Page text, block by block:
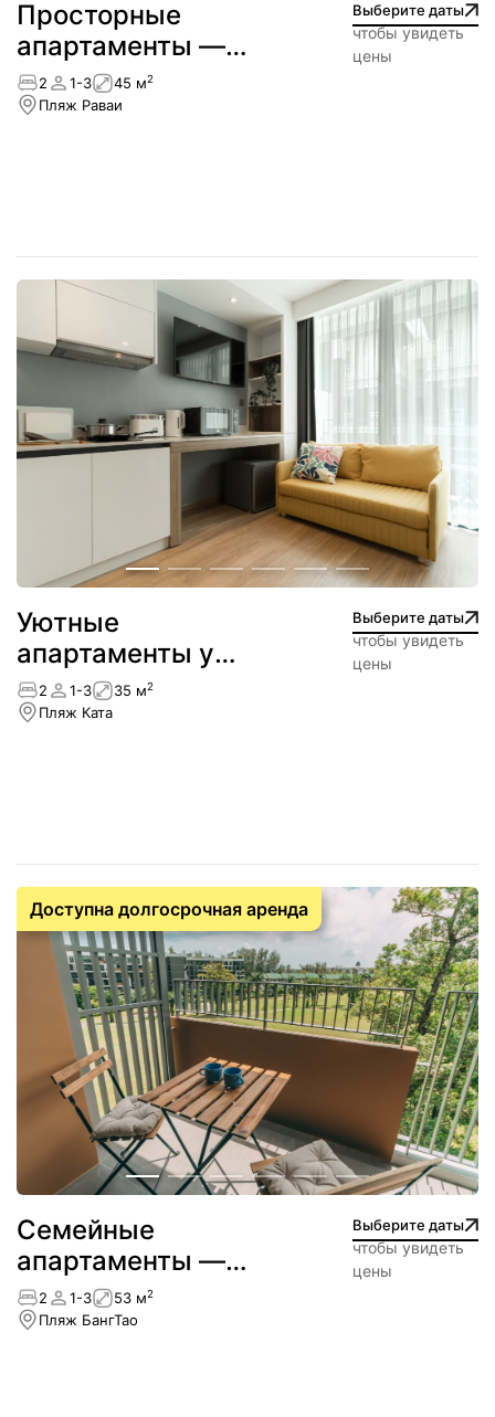
Просторные
апартаменты —
NEW
Выберите даты
чтобы увидеть
цены
2 1-3 45 м2
Пляж Раваи
Уютные
апартаменты у
пляжа — Ката
Выберите даты
чтобы увидеть
цены
2 1-3 35 м2
Пляж Ката
Cемейные
апартаменты —
Лагуна
Выберите даты
чтобы увидеть
цены
2 1-3 53 м2
Пляж БангТао
Доступна долгосрочная аренда